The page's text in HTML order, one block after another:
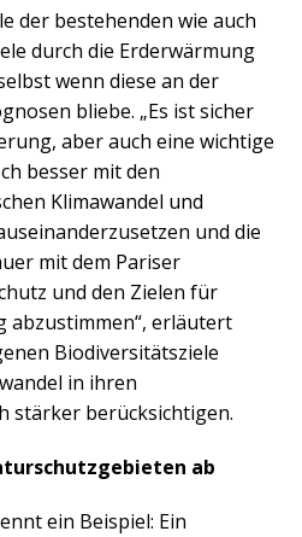
der bestehenden wie auch
durch die Erderwärmung
wenn diese an der
bliebe. „Es ist sicher
aber auch eine wichtige
besser mit den
Klimawandel und
und die
mit dem Pariser
und den Zielen für
abzustimmen“, erläutert
Biodiversitätsziele
in ihren
stärker berücksichtigen.
ab
ein Beispiel: Ein